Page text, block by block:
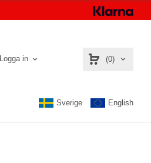
Logga in (0)
Sverige English